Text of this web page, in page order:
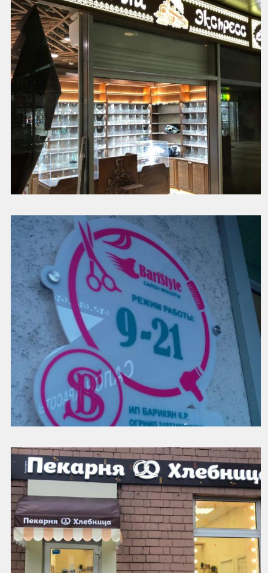
Вывеска магазина ЦУМ
Смотреть далее
Оформление магазина декоративными элементами
Смотреть далее
Наружная реклама салона красоты. Вывеска рекламная...
Читать далее
Смотреть далее